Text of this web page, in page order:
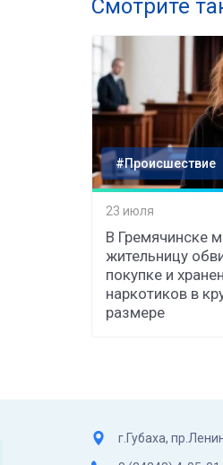
Смотрите
#Происшествие
23 июля
В Гремячинске
жительницу
покупке и
наркотиков в
размере
г.Губаха,